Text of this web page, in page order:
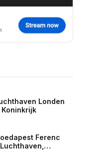
Londen
Koninkrijk
Ferenc